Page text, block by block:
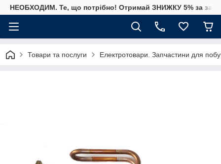
НЕОБХОДИМ. Те, що потрібно! Отримай ЗНИЖКУ 5% за
Товари та послуги Електротовари. Запчастини для